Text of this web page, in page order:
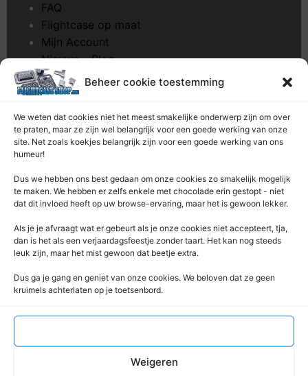
Beheer cookie toestemming
We weten dat cookies niet het meest smakelijke onderwerp zijn om over
te praten, maar ze zijn wel belangrijk voor een goede werking van onze
site. Net zoals koekjes belangrijk zijn voor een goede werking van ons
humeur!
Dus we hebben ons best gedaan om onze cookies zo smakelijk mogelijk
te maken. We hebben er zelfs enkele met chocolade erin gestopt - niet
dat dit invloed heeft op uw browse-ervaring, maar het is gewoon lekker.
Als je je afvraagt ​​wat er gebeurt als je onze cookies niet accepteert, tja,
dan is het als een verjaardagsfeestje zonder taart. Het kan nog steeds
leuk zijn, maar het mist gewoon dat beetje extra.
Dus ga je gang en geniet van onze cookies. We beloven dat ze geen
kruimels achterlaten op je toetsenbord.
Weigeren
FAQ
Flightcase op maat
Mijn Account
Nieuws – Blog
Onderhoud pagina
Over ons
Privacybeleid
Retourrecht
Winkelwagen
Contacteer Ons
Rentek BV – Protekt
Nieuwpoortlaan 21 / 1
3600 Genk
Limburg – België
BTW : BE-0538.802.039